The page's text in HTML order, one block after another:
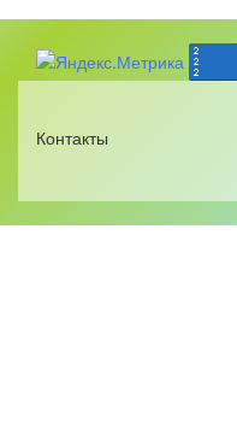
Контакты